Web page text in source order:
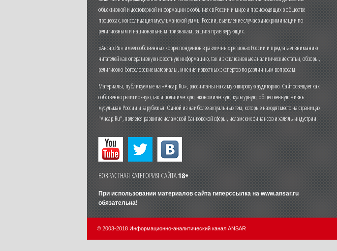
объективной и достоверной информации о событиях в России и мире и происходящих в обществе
процессах, консолидация мусульманской уммы России, выявление случаев дискриминации по
религиозным и национальным признакам, защита прав верующих.
«Ансар.Ru» имеет собственных корреспондентов в различных регионах России и предлагает вниманию
читателей как оперативную новостную информацию, так и эксклюзивные аналитические статьи, обзоры,
религиозно-богословские материалы, мнения известных экспертов по различным вопросам.
Материалы, публикуемые на «Ансар.Ru», рассчитаны на самую широкую аудиторию. Сайт освещает как
собственно религиозную, так и политическую, экономическую, культурную, общественную жизнь
мусульман России и зарубежья. Одной из наиболее актуальных тем, которые находят место на страницах
"Ансар.Ru", является развитие исламской банковской сферы, исламских финансов и халяль-индустрии.
ВОЗРАСТНАЯ КАТЕГОРИЯ САЙТА18+
При использовании материалов сайта гиперссылка на www.ansar.ru
обязательна!
© 2003-2018 Информационно-аналитический канал ANSAR